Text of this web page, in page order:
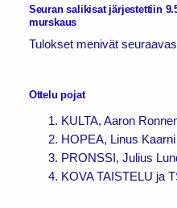
Seuran salikisat järjestettiin
murskaus
Tulokset menivät
Ottelu pojat
KULTA, Aaron
HOPEA, Linus Kaarni
PRONSSI, Julius
KOVA TAISTELU ja